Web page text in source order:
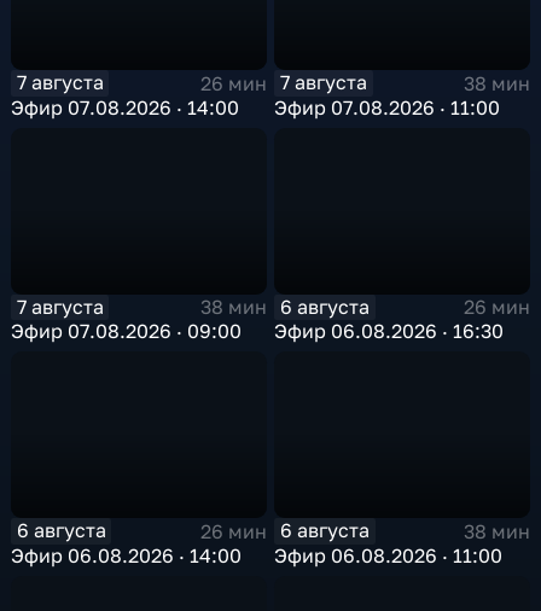
7 августа
26 мин
Эфир 07.08.2026 · 14:00
7 августа
38 мин
Эфир 07.08.2026 · 11:00
7 августа
38 мин
Эфир 07.08.2026 · 09:00
6 августа
26 мин
Эфир 06.08.2026 · 16:30
6 августа
26 мин
Эфир 06.08.2026 · 14:00
6 августа
38 мин
Эфир 06.08.2026 · 11:00